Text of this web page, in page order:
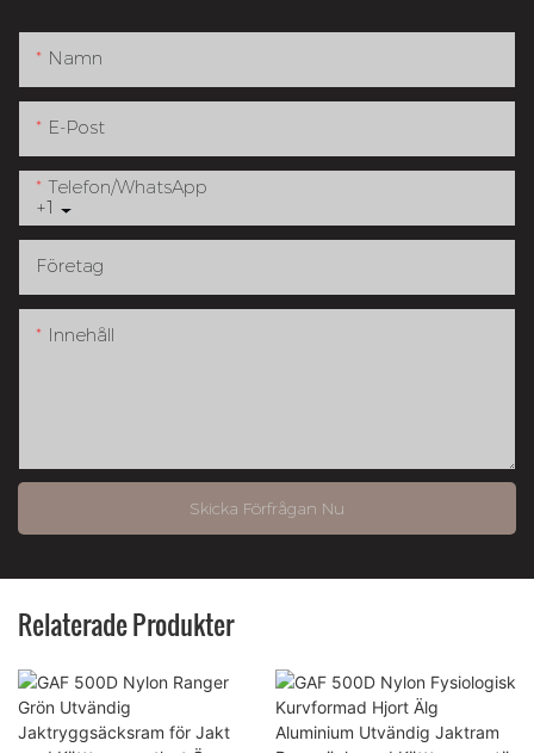
Namn
E-Post
+1
Telefon/whatsApp
Företag
Innehåll
Skicka Förfrågan Nu
Relaterade Produkter